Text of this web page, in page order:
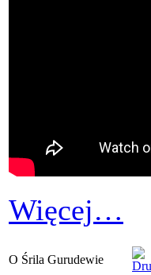
Więcej…
O Śrila Gurudewie